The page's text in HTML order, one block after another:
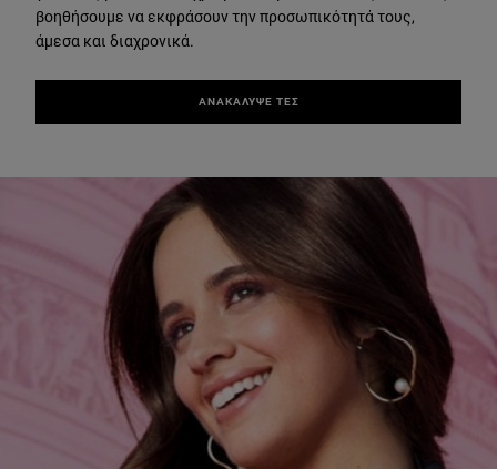
βοηθήσουμε να εκφράσουν την προσωπικότητά τους,
άμεσα και διαχρονικά.
ΑΝΑΚΑΛΥΨΕ ΤΕΣ